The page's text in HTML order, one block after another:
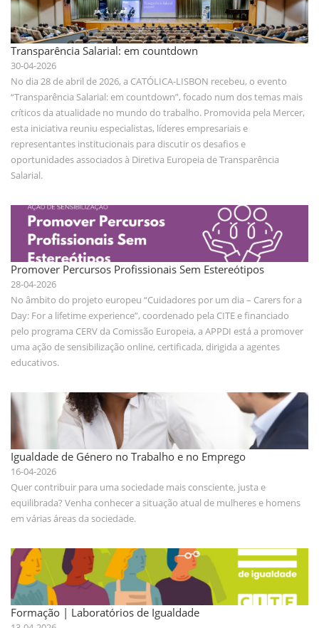
Transparência Salarial: em countdown
30-04-2026
No dia 28 de abril de 2026, a CATÓLICA-LISBON recebeu, o evento
“Transparência Salarial: em countdown”, focado num dos temas mais
críticos da atualidade no mundo do trabalho. Promovida pela Mercer,
esta iniciativa reuniu especialistas, líderes empresariais e
representantes institucionais para discutir os desafios e
oportunidades associados à Diretiva Europeia de Transparência
Salarial.
Promover Percursos Profissionais Sem Estereótipos
28-04-2026
No âmbito do projeto europeu “Cuidadores por um dia – Carers for a
Day: For a lifetime experience”, coordenado pela CITE e financiado
pelo programa CERV da Comissão Europeia, a APPDI está a promover
uma ação de sensibilização online, certificada, dirigida a agentes
educativos.
Igualdade de Género no Trabalho e no Emprego
16-04-2026
Quer contribuir para uma sociedade mais consciente, justa e
equilibrada? Venha conhecer a situação atual de mulheres e homens
em várias áreas da sociedade.
Formação | Laboratórios de Igualdade